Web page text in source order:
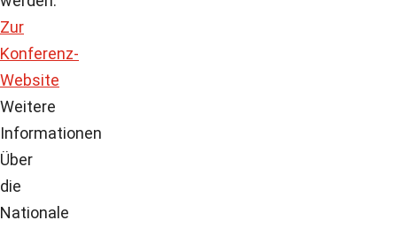
Zur
Konferenz-
Website
Weitere
Informationen
Über
die
Nationale